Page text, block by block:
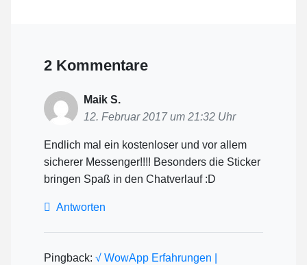
2 Kommentare
Maik S.
12. Februar 2017 um 21:32 Uhr
Endlich mal ein kostenloser und vor allem
sicherer Messenger!!!! Besonders die Sticker
bringen Spaß in den Chatverlauf :D
Antworten
Pingback: √ WowApp Erfahrungen |